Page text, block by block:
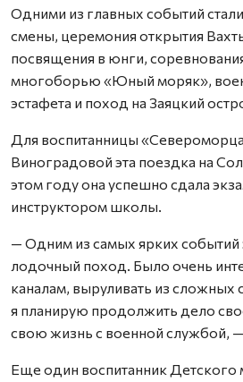
Одними из главных событий
смены, церемония открытия
посвящения в юнги,
многоборью «Юный моряк»,
эстафета и поход на Заяцкий
Для воспитанницы
Виноградовой эта поездка на
этом году она успешно сдала
инструктором школы.
— Одним из самых ярких событий
лодочный поход. Было очень
каналам, выруливать из сложных
я планирую продолжить дело
свою жизнь с военной службой, —
Еще один воспитанник Детского